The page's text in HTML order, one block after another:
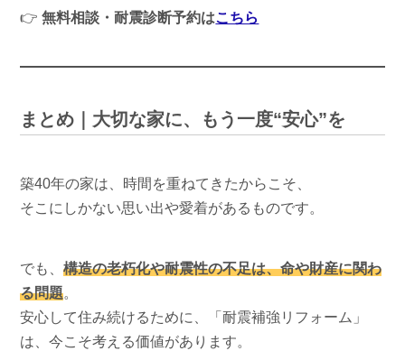
👉無料相談・耐震診断予約はこちら
まとめ｜大切な家に、もう一度“安心”を
築40年の家は、時間を重ねてきたからこそ、
そこにしかない思い出や愛着があるものです。
でも、構造の老朽化や耐震性の不足は、命や財産に関わ
る問題。
安心して住み続けるために、「耐震補強リフォーム」
は、今こそ考える価値があります。